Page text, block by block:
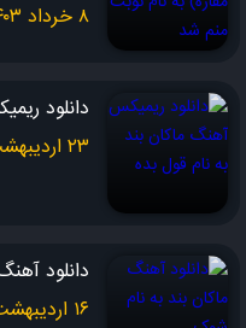
۸ خرداد ۱۴۰۳
دانلود
۲۳ اردیبهشت ۱۴۰۳
دانلود
۱۶ اردیبهشت ۱۴۰۳